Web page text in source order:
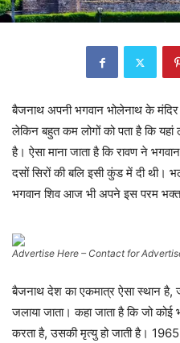
बैजनाथ अपनी भगवान भोलेनाथ के
लेकिन बहुत कम लोगों को पता है कि
है। ऐसा माना जाता है कि रावण ने
दसों सिरों की बलि इसी कुंड में दी थी।
भगवान शिव आज भी अपने इस परम
Advertise Here – Contact for
बैजनाथ देश का एकमात्र ऐसा स्थान है,
जलाया जाता। कहा जाता है कि जो
करता है, उसकी मृत्यु हो जाती है।